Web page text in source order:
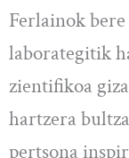
Ferlainok
laborategitik
zientifikoa
hartzera
pertsona